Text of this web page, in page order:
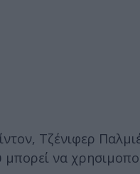
Τζένιφερ
να